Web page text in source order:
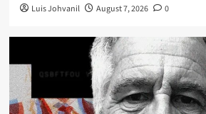
Luis Johvanil August 7, 2026 0